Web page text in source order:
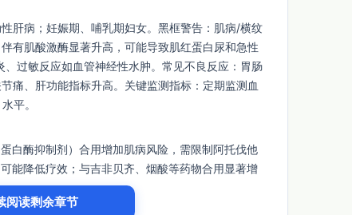
肝病；妊娠期、哺乳期妇女。黑框警告：肌病/横纹
有肌酸激酶显著升高，可能导致肌红蛋白尿和急性
过敏反应如血管神经性水肿。常见不良反应：胃肠
痛、肝功能指标升高。关键监测指标：定期监测血
平。
白酶抑制剂）合用增加肌病风险，需限制阿托伐他
能降低疗效；与吉非贝齐、烟酸等药物合用显著增
阅读剩余章节